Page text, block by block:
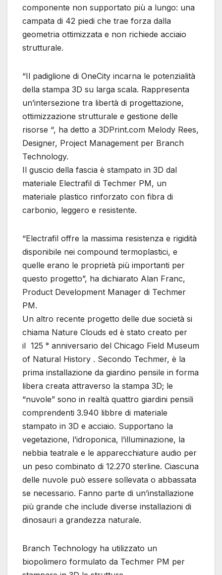
componente non supportato più a lungo: una
campata di 42 piedi che trae forza dalla
geometria ottimizzata e non richiede acciaio
strutturale.
“Il padiglione di OneCity incarna le potenzialità
della stampa 3D su larga scala. Rappresenta
un’intersezione tra libertà di progettazione,
ottimizzazione strutturale e gestione delle
risorse “, ha detto a 3DPrint.com Melody Rees,
Designer, Project Management per Branch
Technology.
Il guscio della fascia è stampato in 3D dal
materiale Electrafil di Techmer PM, un
materiale plastico rinforzato con fibra di
carbonio, leggero e resistente.
“Electrafil offre la massima resistenza e rigidità
disponibile nei compound termoplastici, e
quelle erano le proprietà più importanti per
questo progetto”, ha dichiarato Alan Franc,
Product Development Manager di Techmer
PM.
Un altro recente progetto delle due società si
chiama Nature Clouds ed è stato creato per
il 125 ° anniversario del Chicago Field Museum
of Natural History . Secondo Techmer, è la
prima installazione da giardino pensile in forma
libera creata attraverso la stampa 3D; le
“nuvole” sono in realtà quattro giardini pensili
comprendenti 3.940 libbre di materiale
stampato in 3D e acciaio. Supportano la
vegetazione, l’idroponica, l’illuminazione, la
nebbia teatrale e le apparecchiature audio per
un peso combinato di 12.270 sterline. Ciascuna
delle nuvole può essere sollevata o abbassata
se necessario. Fanno parte di un’installazione
più grande che include diverse installazioni di
dinosauri a grandezza naturale.
Branch Technology ha utilizzato un
biopolimero formulato da Techmer PM per